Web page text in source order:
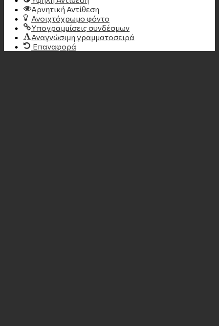
Αρνητική Αντίθεση
Ανοιχτόχρωμο φόντο
Υπογραμμίσεις συνδέσμων
Αναγνώσιμη γραμματοσειρά
Επαναφορά